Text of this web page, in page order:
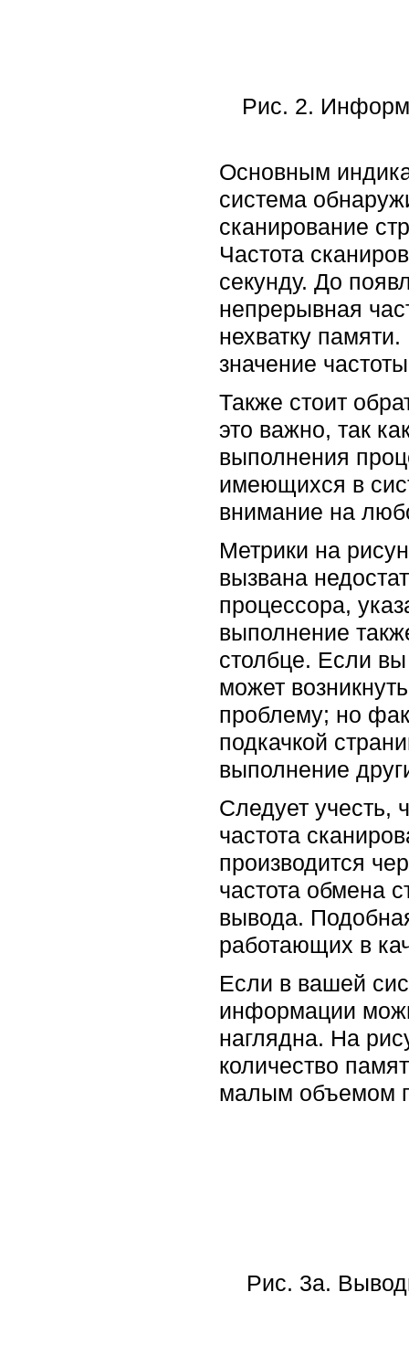
Рис. 2.
Основным
система
сканирование
Частота
секунду. До
непрерывная
нехватку
значение
Также стоит
это важно, так
выполнения
имеющихся в
внимание на
Метрики на
вызвана
процессора,
выполнение
столбце. Если
может
проблему; но
подкачкой
выполнение
Следует учесть,
частота
производится
частота обмена
вывода.
работающих в
Если в вашей
информации
наглядна. На
количество
малым объемом
Рис. 3а.